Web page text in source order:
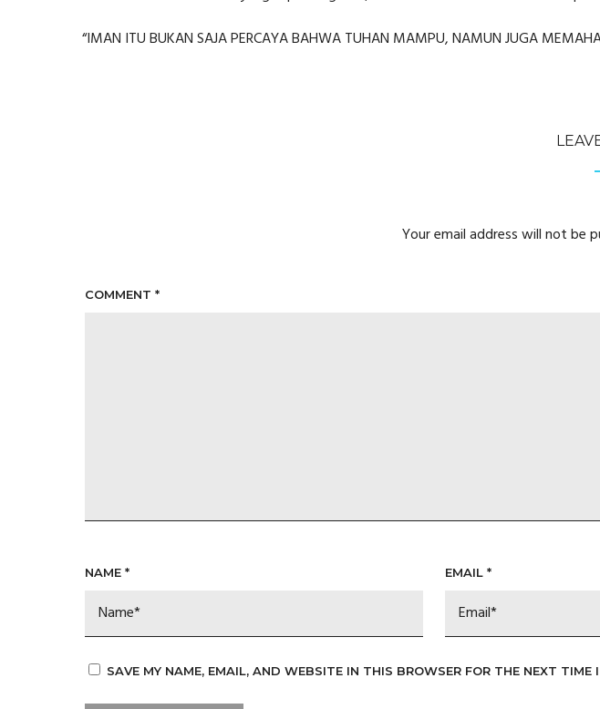
“IMAN ITU BUKAN SAJA PERCAYA BAHWA TUHAN MAMPU, NAMUN JUGA
Your email address will not be
COMMENT *
NAME * EMAIL *
SAVE MY NAME, EMAIL, AND WEBSITE IN THIS BROWSER FOR THE NEXT TIME